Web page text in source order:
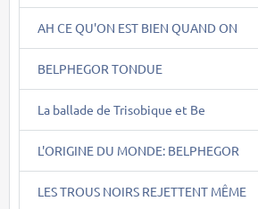
AH CE QU'ON EST BIEN QUAND ON
BELPHEGOR TONDUE
La ballade de Trisobique et Be
L'ORIGINE DU MONDE: BELPHEGOR
LES TROUS NOIRS REJETTENT MÊME